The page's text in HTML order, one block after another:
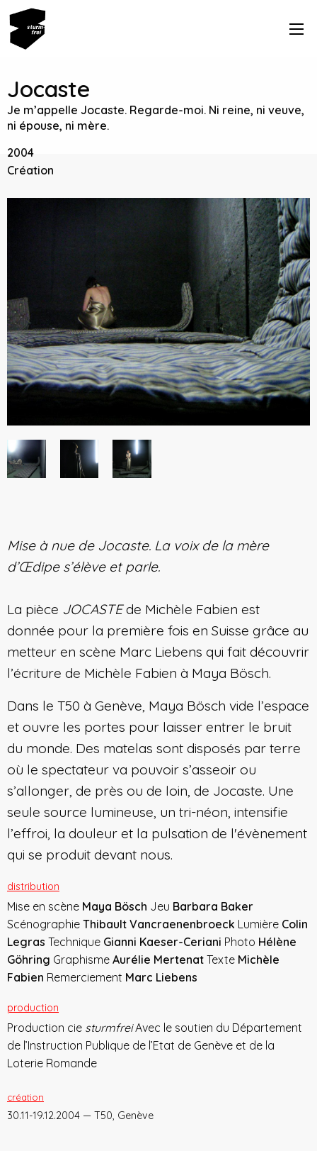
création
30.11-19.12.2004 — T50, Genève
Jocaste
Je m’appelle Jocaste. Regarde-moi. Ni reine, ni veuve,
ni épouse, ni mère.
2004
Création
Mise à nue de Jocaste. La voix de la mère
d’Œdipe s’élève et parle.
La pièce JOCASTEde Michèle Fabien est
donnée pour la première fois en Suisse grâce au
metteur en scène Marc Liebens qui fait découvrir
l’écriture de Michèle Fabien à Maya Bösch.
Dans le T50 à Genève, Maya Bösch vide l’espace
et ouvre les portes pour laisser entrer le bruit
du monde. Des matelas sont disposés par terre
où le spectateur va pouvoir s’asseoir ou
s’allonger, de près ou de loin, de Jocaste. Une
seule source lumineuse, un tri-néon, intensifie
l’effroi, la douleur et la pulsation de l'évènement
qui se produit devant nous.
distribution
Mise en scène Maya Bösch Jeu Barbara Baker
Scénographie Thibault Vancraenenbroeck Lumière Colin
Legras Technique Gianni Kaeser-Ceriani Photo Hélène
Göhring Graphisme Aurélie Mertenat Texte Michèle
Fabien Remerciement Marc Liebens
production
Production cie sturmfreiAvec le soutien du Département
de l’Instruction Publique de l’Etat de Genève et de la
Loterie Romande